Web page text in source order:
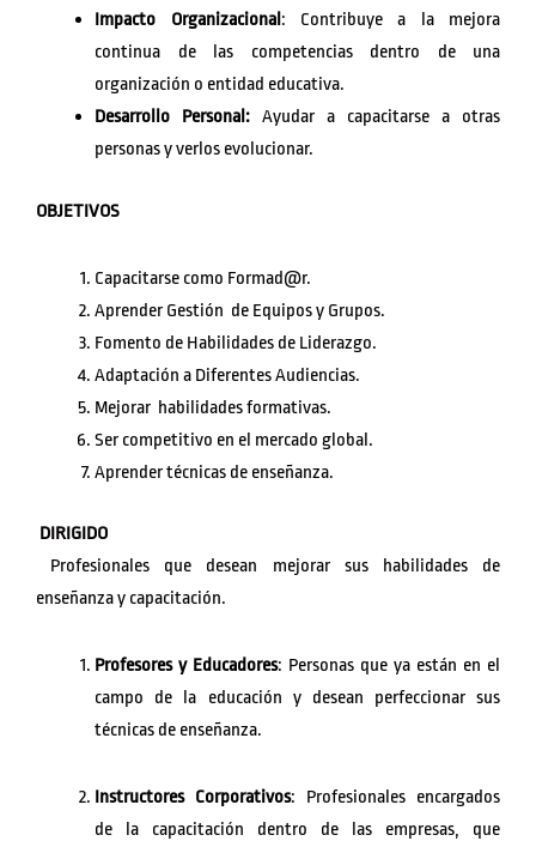
Impacto Organizacional : Contribuye a la mejora
continua de las competencias dentro de una
organización o entidad educativa.
Desarrollo Personal:Ayudar a capacitarse a otras
personas y verlos evolucionar.
OBJETIVOS
Capacitarse como Formad@r.
Aprender Gestión de Equipos y Grupos.
Fomento de Habilidades de Liderazgo.
Adaptación a Diferentes Audiencias.
Mejorar habilidades formativas.
Ser competitivo en el mercado global.
Aprender técnicas de enseñanza.
DIRIGIDO
Profesionales que desean mejorar sus habilidades de
enseñanza y capacitación.
Profesores y Educadores: Personas que ya están en el
campo de la educación y desean perfeccionar sus
técnicas de enseñanza.
Instructores Corporativos: Profesionales encargados
de la capacitación dentro de las empresas, que